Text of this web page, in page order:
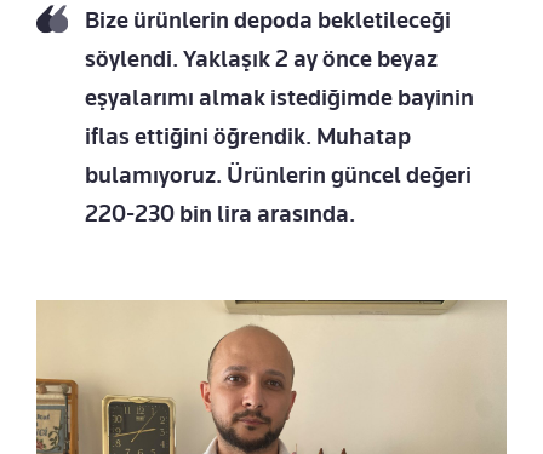
Bize ürünlerin depoda bekletileceği
söylendi. Yaklaşık 2 ay önce beyaz
eşyalarımı almak istediğimde bayinin
iflas ettiğini öğrendik. Muhatap
bulamıyoruz. Ürünlerin güncel değeri
220-230 bin lira arasında.